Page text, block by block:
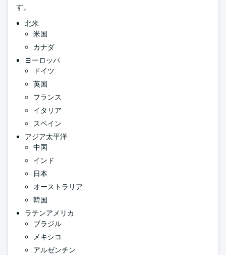
す。
北米
米国
カナダ
ヨーロッパ
ドイツ
英国
フランス
イタリア
スペイン
アジア太平洋
中国
インド
日本
オーストラリア
韓国
ラテンアメリカ
ブラジル
メキシコ
アルゼンチン